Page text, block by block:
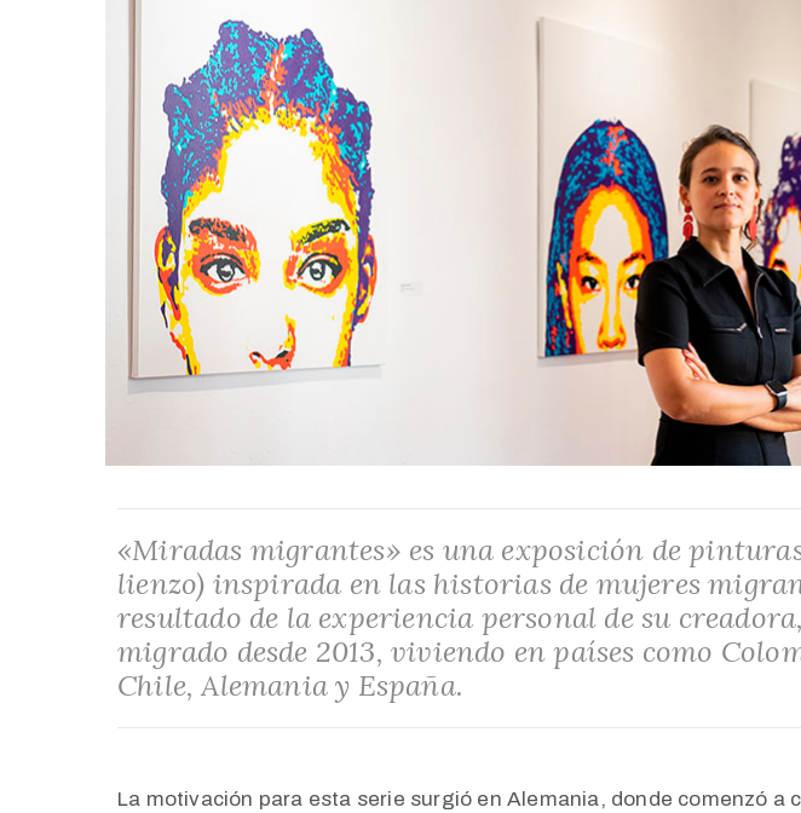
«Miradas migrantes» es una exposición de
lienzo) inspirada en las historias de mujeres
resultado de la experiencia personal de su
migrado desde 2013, viviendo en países como
Chile, Alemania y España.
La motivación para esta serie surgió en Alemania, donde comenzó a